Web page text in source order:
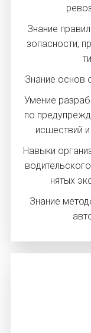
Зна­ние
зопас­ности,
Зна­ние ос­нов
Уме­ние
по
ис­шес­твий
На­выки
нятых
Зна­ние